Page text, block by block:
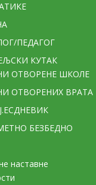
ПЕДАГОГ
КУТАК
ОТВОРЕНЕ ШКОЛЕ
ОТВОРЕНИХ ВРАТА
БЕЗБЕДНО
наставне